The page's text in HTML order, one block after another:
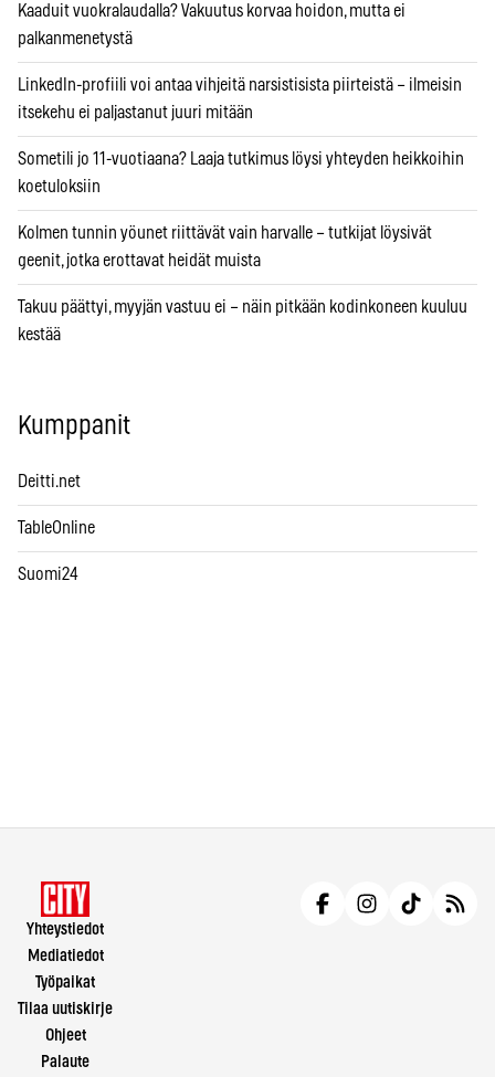
Kaaduit vuokralaudalla? Vakuutus korvaa hoidon, mutta ei
palkanmenetystä
LinkedIn-profiili voi antaa vihjeitä narsistisista piirteistä – ilmeisin
itsekehu ei paljastanut juuri mitään
Sometili jo 11-vuotiaana? Laaja tutkimus löysi yhteyden heikkoihin
koetuloksiin
Kolmen tunnin yöunet riittävät vain harvalle – tutkijat löysivät
geenit, jotka erottavat heidät muista
Takuu päättyi, myyjän vastuu ei – näin pitkään kodinkoneen kuuluu
kestää
Kumppanit
Deitti.net
TableOnline
Suomi24
Yhteystiedot
Mediatiedot
Työpaikat
Tilaa uutiskirje
Ohjeet
Palaute